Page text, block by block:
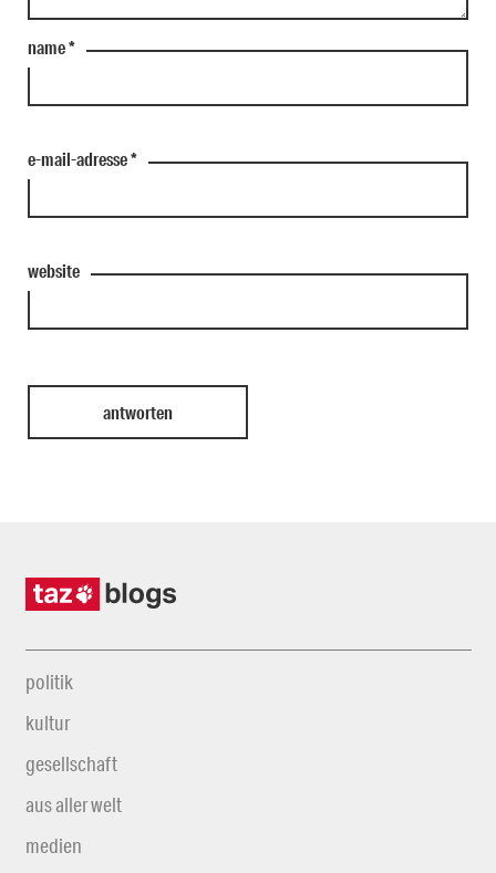
name*
e-mail-adresse*
website
politik
kultur
gesellschaft
aus aller welt
medien